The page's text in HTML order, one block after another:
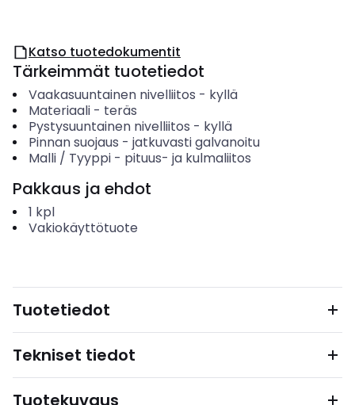
Katso tuotedokumentit
Tärkeimmät tuotetiedot
Vaakasuuntainen nivelliitos - kyllä
Materiaali- teräs
Pystysuuntainen nivelliitos - kyllä
Pinnan suojaus - jatkuvasti galvanoitu
Malli / Tyyppi- pituus- ja kulmaliitos
Pakkaus ja ehdot
1 kpl
Vakiokäyttötuote
Tuotetiedot
Tekniset tiedot
Tuotekuvaus